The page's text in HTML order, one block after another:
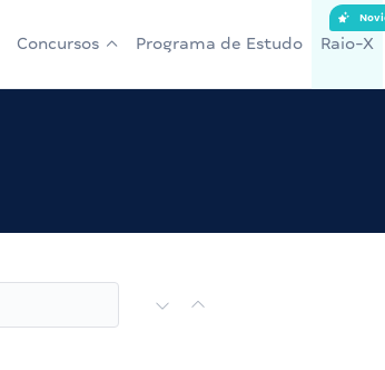
Concursos Programa de Estudo Raio-X